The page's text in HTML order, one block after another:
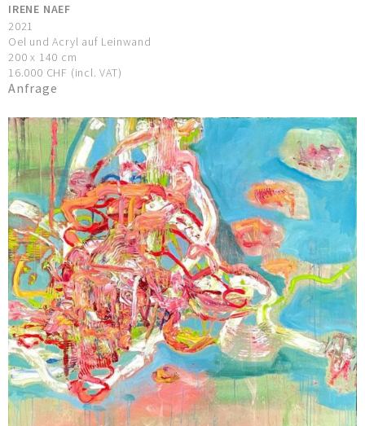
IRENE NAEF
2021
Oel und Acryl auf Leinwand
200 x 140 cm
16.000 CHF (incl. VAT)
Anfrage